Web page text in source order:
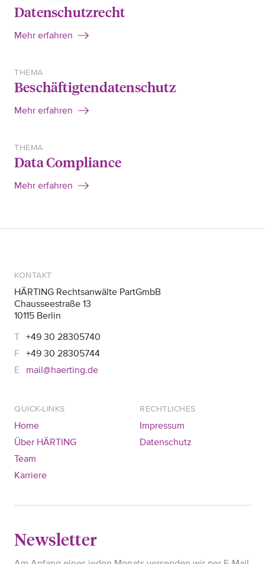
Datenschutzrecht
Mehr erfahren
THEMA
Beschäftigtendatenschutz
Mehr erfahren
THEMA
Data Compliance
Mehr erfahren
KONTAKT
HÄRTING Rechtsanwälte PartGmbB
Chausseestraße 13
10115 Berlin
+49 30 28305740
+49 30 28305744
mail@haerting.de
QUICK-LINKS
Home
Über HÄRTING
Team
Karriere
RECHTLICHES
Impressum
Datenschutz
Newsletter